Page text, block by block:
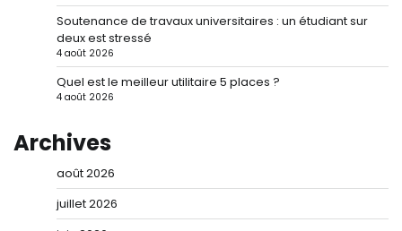
Soutenance de travaux universitaires : un étudiant sur
deux est stressé
4 août 2026
Quel est le meilleur utilitaire 5 places ?
4 août 2026
Archives
août 2026
juillet 2026